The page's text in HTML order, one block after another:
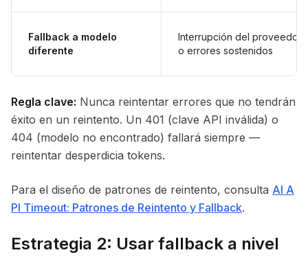
Fallback a modelo
diferente
Interrupción del proveedor
o errores sostenidos
Regla clave: Nunca reintentar errores que no tendrán
éxito en un reintento. Un 401 (clave API inválida) o
404 (modelo no encontrado) fallará siempre —
reintentar desperdicia tokens.
Para el diseño de patrones de reintento, consulta AI A
PI Timeout: Patrones de Reintento y Fallback.
Estrategia 2: Usar fallback a nivel